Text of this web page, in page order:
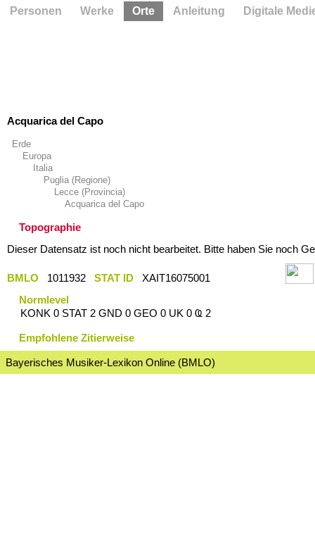
Acquarica del Capo
Erde
Europa
Italia
Puglia (Regione)
Lecce (Provincia)
Acquarica del Capo
Topographie
Dieser Datensatz ist noch nicht bearbeitet. Bitte haben Sie noch
BMLO 1011932 STAT ID
XAIT16075001
Normlevel
KONK 0 STAT 2 GND 0 GEO 0 UK 0 Ҩ 2
Empfohlene Zitierweise
Bayerisches Musiker-Lexikon Online (BMLO)
Personen Werke Orte Anleitung Digitale